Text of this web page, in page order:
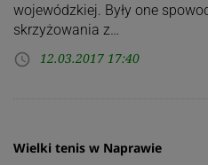
wojewódzkiej. Były one
skrzyżowania z…
access_time 12.03.2017 17:40
Wielki tenis w Naprawie